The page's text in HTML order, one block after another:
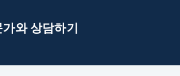
와 상담하기